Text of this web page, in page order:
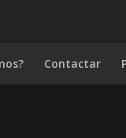
Contactar